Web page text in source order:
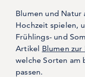
Blumen und Natur
Hochzeit spielen,
Frühlings- und
Artikel Blumen
welche Sorten am
passen.